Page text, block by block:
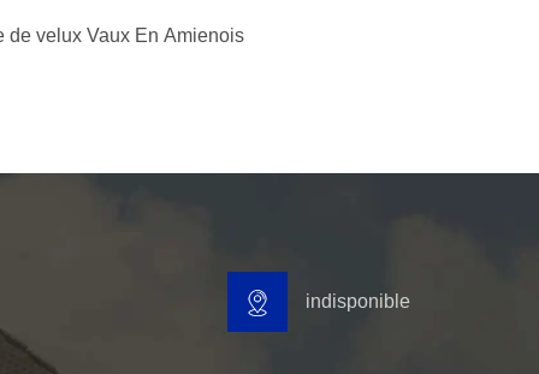
de velux Vaux En Amienois
indisponible